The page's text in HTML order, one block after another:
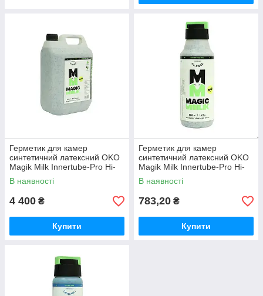
Герметик для камер
синтетичний латексний OKO
Magik Milk Innertube-Pro Hi-
Fiber 5 000 мл сумісний CO2
В наявності
4 400 ₴
Купити
Герметик для камер
синтетичний латексний OKO
Magik Milk Innertube-Pro Hi-
Fiber 500 мл сумісний CO2
В наявності
783,20 ₴
Купити